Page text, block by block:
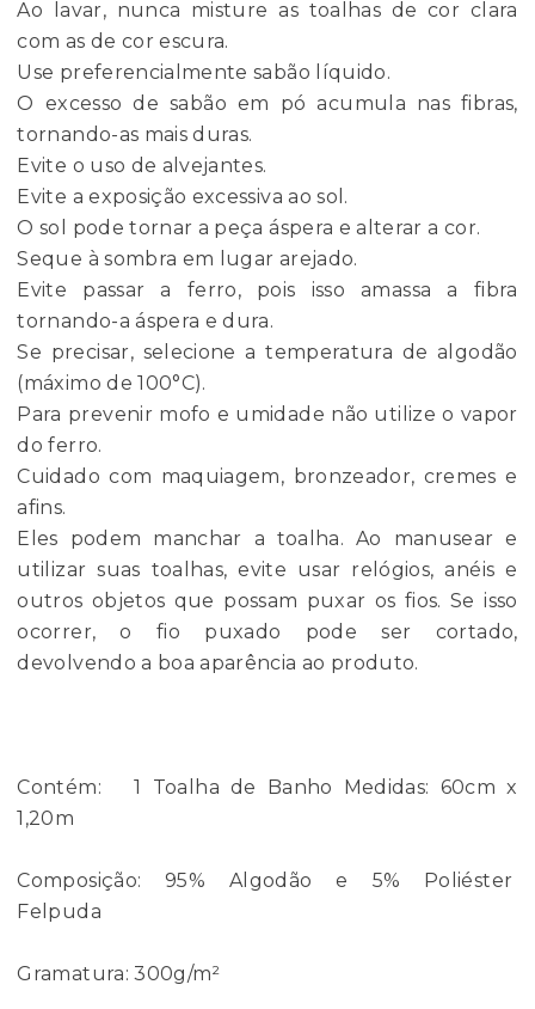
Ao lavar, nunca misture as toalhas de cor clara
com as de cor escura.
Use preferencialmente sabão líquido.
O excesso de sabão em pó acumula nas fibras,
tornando-as mais duras.
Evite o uso de alvejantes.
Evite a exposição excessiva ao sol.
O sol pode tornar a peça áspera e alterar a cor.
Seque à sombra em lugar arejado.
Evite passar a ferro, pois isso amassa a fibra
tornando-a áspera e dura.
Se precisar, selecione a temperatura de algodão
(máximo de 100°C).
Para prevenir mofo e umidade não utilize o vapor
do ferro.
Cuidado com maquiagem, bronzeador, cremes e
afins.
Eles podem manchar a toalha. Ao manusear e
utilizar suas toalhas, evite usar relógios, anéis e
outros objetos que possam puxar os fios. Se isso
ocorrer, o fio puxado pode ser cortado,
devolvendo a boa aparência ao produto.
Contém: 1 Toalha de Banho Medidas: 60cm x
1,20m
Composição: 95% Algodão e 5% Poliéster
Felpuda
Gramatura: 300g/m²